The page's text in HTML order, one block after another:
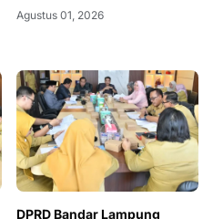
Agustus 01, 2026
DPRD Bandar Lampung